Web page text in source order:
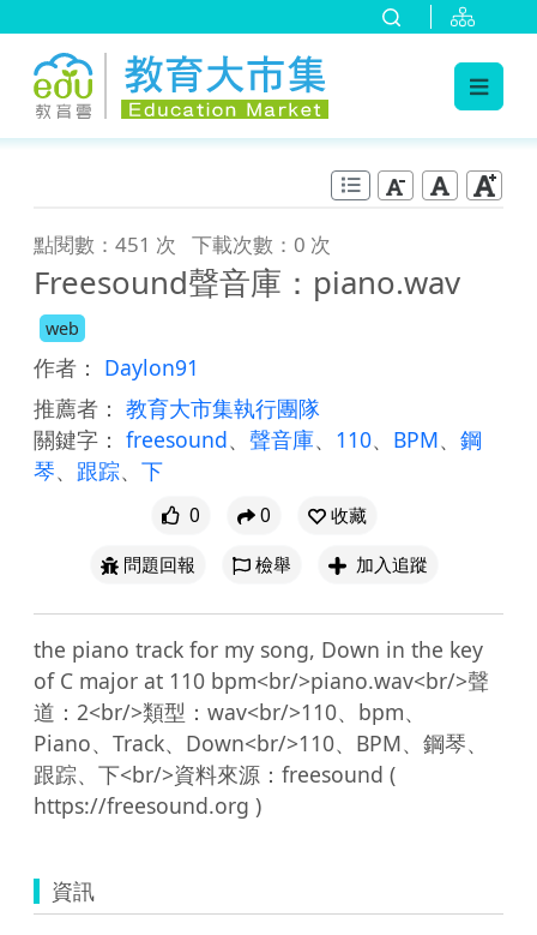
點閱數：451 次 下載次數：0 次
Freesound聲音庫：piano.wav
web
作者： Daylon91
推薦者： 教育大市集執行團隊
關鍵字： freesound、 聲音庫、 110、 BPM、 鋼
琴、 跟踪、 下
0 0
收藏
問題回報
檢舉 加入追蹤
the piano track for my song, Down in the key
of C major at 110 bpm<br/>piano.wav<br/>聲
道：2<br/>類型：wav<br/>110、bpm、
Piano、Track、Down<br/>110、BPM、鋼琴、
跟踪、下<br/>資料來源：freesound (
資訊